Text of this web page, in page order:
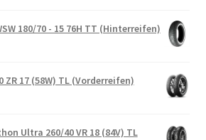
180/70 - 15 76H TT (Hinterreifen)
ZR 17 (58W) TL (Vorderreifen)
Ultra 260/40 VR 18 (84V) TL